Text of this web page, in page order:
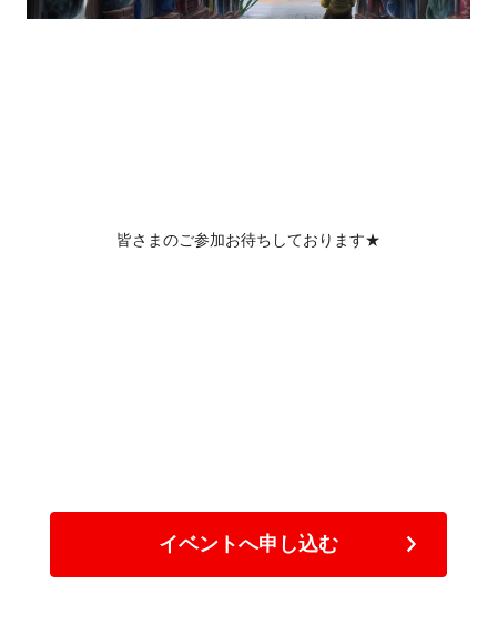
皆さまのご参加お待ちしております★
イベントへ申し込む